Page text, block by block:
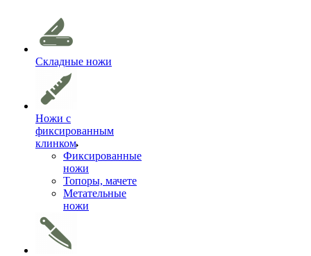
Складные ножи
Ножи с
фиксированным
клинком
Фиксированные
ножи
Топоры, мачете
Метательные
ножи